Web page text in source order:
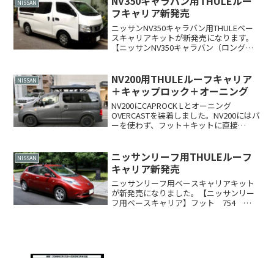
NISSAN
フキャリア新発売
ニッサンNV350キャラバン用THULEベー
スキャリアキットが新発売になります。
【ニッサンNV350キャラバン（ロングボ
￥7,350※キット 3122 ￥8,4...
NISSAN
NV200用THULEルーフキャリア
＋キャップロック＋オーニング
NV200にCAPROCK Lとオーニング
OVERCASTを装着しました。NV200にはバ
ーを使わず、フット＋キットに直接
す。横からの写真です。オ...
NISSAN
ニッサンリーフ用THULEルーフ
キャリア新発売
ニッサンリーフ用ベースキャリアキット
が新発売になりました。【ニッサンリー
フ用ベースキャリア】フット 754